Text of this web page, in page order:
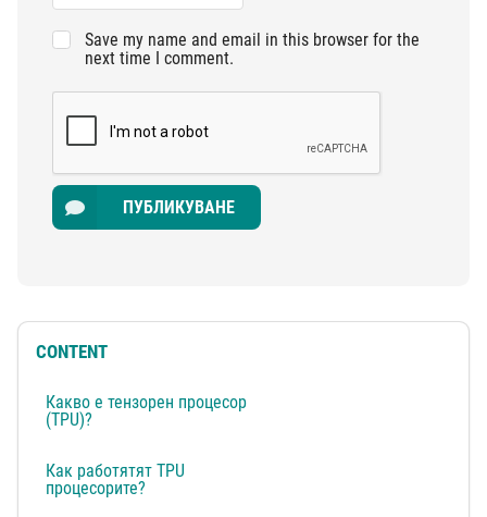
Save my name and email in this browser for the
next time I comment.
ПУБЛИКУВАНЕ
CONTENT
Какво е тензорен процесор
(TPU)?
Как работятят TPU
процесорите?